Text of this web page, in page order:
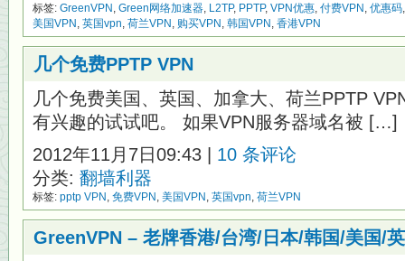
5
个
月
标签: GreenVPN , Green网络加速器, L2TP, PPTP, VPN优惠, 付费VPN , 优惠码
美国VPN , 英国vpn, 荷兰VPN , 购买VPN , 韩国VPN , 香港VPN
几个免费PPTP VPN
几个免费美国、英国、加拿大、荷兰PPTP
有兴趣的试试吧。 如果VPN服务器域名被 […]
2012年11月7日09:43 | 10 条评论
分类: 翻墙利器
标签: pptp VPN , 免费VPN , 美国VPN , 英国vpn, 荷兰VPN
GreenVPN – 老牌香港/台湾/日本/韩国/美国/